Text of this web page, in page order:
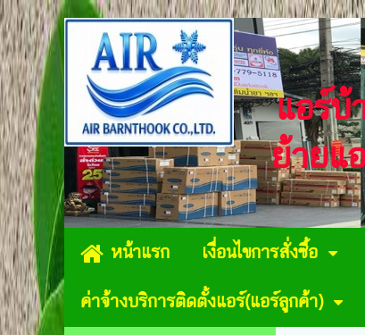
แอร์
ย้ายแ
หน้าแรก เงื่อนไขการสั่งซื้อ
ค่าจ้างบริการติดตั้งแอร์(แอร์ลูกค้า)